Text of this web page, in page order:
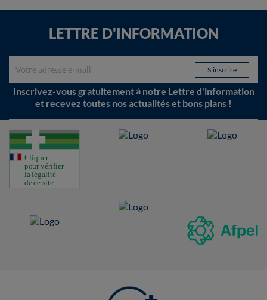
LETTRE D'INFORMATION
Inscrivez-vous gratuitement à notre Lettre d'information
et recevez toutes nos actualités et bons plans !